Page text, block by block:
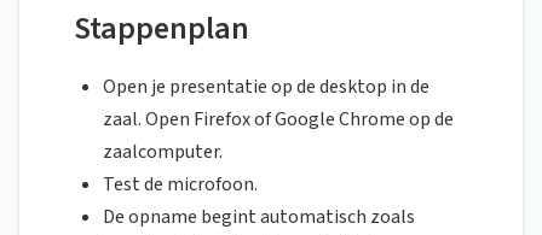
Stappenplan
Open je presentatie op de desktop in de
zaal. Open Firefox of Google Chrome op de
zaalcomputer.
Test de microfoon.
De opname begint automatisch zoals